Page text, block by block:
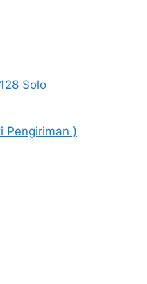
Solo
Pengiriman )